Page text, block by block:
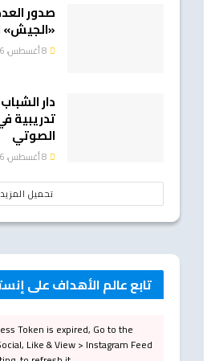
صدور
«الجيش»
دار
تدريبية
الصوتي
تحميل المزيد
تابع عالم الأهداف على
Token is expired, Go to the
Like & View > Instagram Feed